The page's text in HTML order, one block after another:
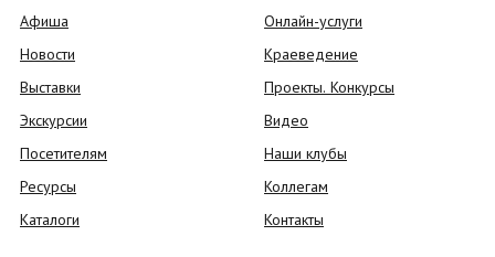
Афиша
Новости
Выставки
Экскурсии
Посетителям
Ресурсы
Каталоги
Онлайн-услуги
Краеведение
Проекты. Конкурсы
Видео
Наши клубы
Коллегам
Контакты